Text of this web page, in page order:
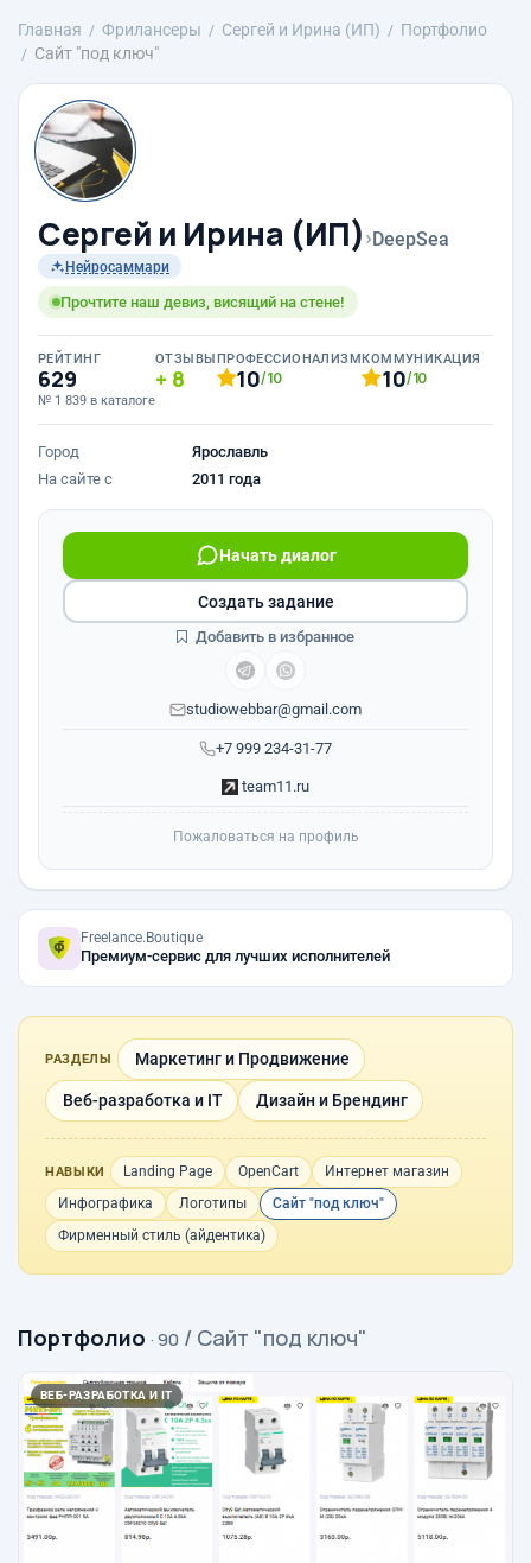
Главная Фрилансеры Сергей и Ирина (ИП)
Портфолио
Сайт "под ключ"
Сергей и Ирина (ИП)›DeepSea
Нейросаммари
Прочтите наш девиз, висящий на стене!
РЕЙТИНГ
629
№ 1 839 в каталоге
ОТЗЫВЫ
8
ПРОФЕССИОНАЛИЗМ
10/10
КОММУНИКАЦИЯ
10/10
Город
Ярославль
На сайте с
2011 года
+7 999 234-31-77
Начать диалог
studiowebbar@gmail.com
team11.ru
Создать задание
Добавить в избранное
Пожаловаться на профиль
Freelance.Boutique
Премиум-сервис для лучших исполнителей
РАЗДЕЛЫ Маркетинг и Продвижение
Веб-разработка и IT Дизайн и Брендинг
НАВЫКИ Landing Page OpenCart
Интернет магазин
Инфографика
Логотипы
Сайт "под ключ"
Фирменный стиль (айдентика)
Портфолио · 90 / Сайт "под ключ"
ВЕБ-РАЗРАБОТКА И IT